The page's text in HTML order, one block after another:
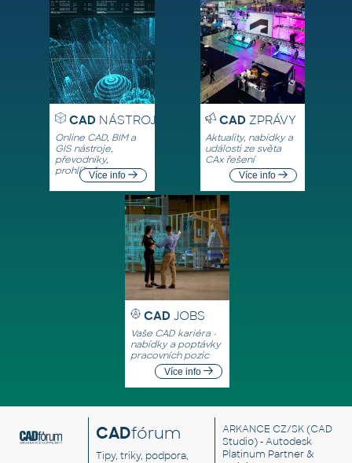
CADNÁSTROJE
Online CAD, BIM a
GIS nástroje,
převodníky,
prohlížečeVíce info
CADZPRÁVY
Aktuality, nabídky a
události ze světa
CAx řešení
Více info
CAD JOBS
Vaše CAD kariéra -
nabídky a poptávky
pracovních pozic
Více info
CADfórum
Tipy, triky, podpora,
ARKANCE CZ/SK(CAD
Studio) - Autodesk
Platinum Partner &